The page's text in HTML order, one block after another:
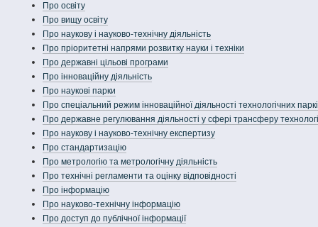
Про освіту
Про вищу освіту
Про наукову і науково-технічну діяльність
Про пріоритетні напрями розвитку науки і техніки
Про державні цільові програми
Про інноваційну діяльність
Про наукові парки
Про спеціальний режим інноваційної діяльності технологічних
Про державне регулювання діяльності у сфері трансферу
Про наукову і науково-технічну експертизу
Про стандартизацію
Про метрологію та метрологічну діяльність
Про технічні регламенти та оцінку відповідності
Про інформацію
Про науково-технічну інформацію
Про доступ до публічної інформації